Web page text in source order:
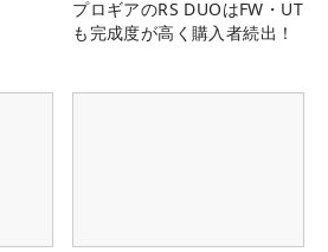
プロギアのRS DUOはFW・UT
も完成度が高く購入者続出！